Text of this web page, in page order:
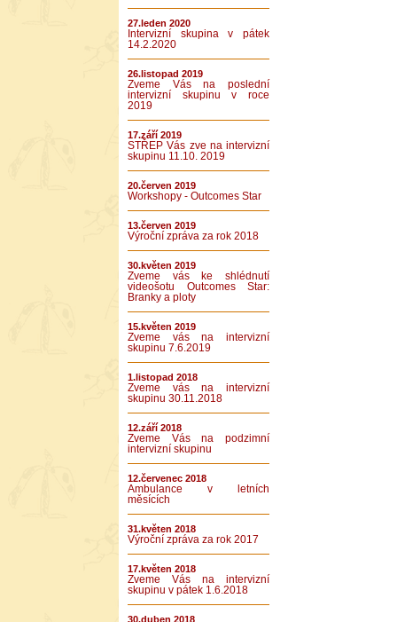
27.leden 2020
Intervizní skupina v pátek
14.2.2020
26.listopad 2019
Zveme Vás na poslední
intervizní skupinu v roce
2019
17.září 2019
STŘEP Vás zve na intervizní
skupinu 11.10. 2019
20.červen 2019
Workshopy - Outcomes Star
13.červen 2019
Výroční zpráva za rok 2018
30.květen 2019
Zveme vás ke shlédnutí
videošotu Outcomes Star:
Branky a ploty
15.květen 2019
Zveme vás na intervizní
skupinu 7.6.2019
1.listopad 2018
Zveme vás na intervizní
skupinu 30.11.2018
12.září 2018
Zveme Vás na podzimní
intervizní skupinu
12.červenec 2018
Ambulance v letních
měsících
31.květen 2018
Výroční zpráva za rok 2017
17.květen 2018
Zveme Vás na intervizní
skupinu v pátek 1.6.2018
30.duben 2018